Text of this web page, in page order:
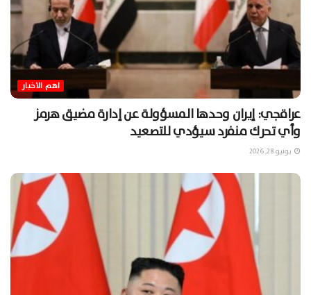
اهم الاخبار
عراقجي: إيران وحدها المسؤولة عن إدارة مضيق هرمز
وأي تحرك منفرد سيؤدي للتصعيد
يونيو 28, 2026